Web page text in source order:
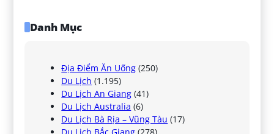
Danh Mục
Địa Điểm Ăn Uống (250)
Du Lịch (1.195)
Du Lịch An Giang (41)
Du Lịch Australia (6)
Du Lịch Bà Rịa – Vũng Tàu (17)